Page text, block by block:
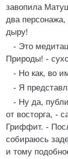
завопила
два персонажа,
дыру!
- Это
Природы! -
- Но как, во
- Я
- Ну да,
от восторга, -
Гриффит. -
собираюсь
и тому